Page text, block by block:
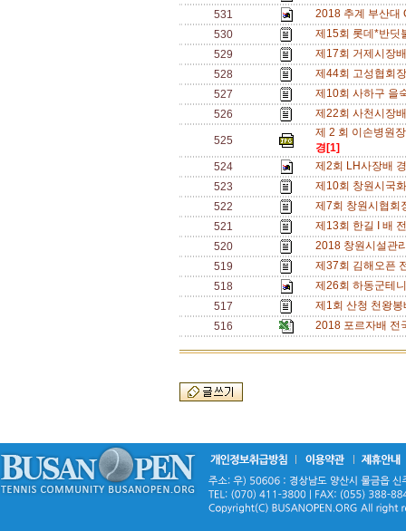
531
2018 추계 부산대
530
제15회 롯데*반딧
529
제17회 거제시장
528
제44회 고성협회
527
제10회 사하구 을
526
제22회 사천시장
525
제 2 회 이손병원
경[1]
524
제2회 LH사장배
523
제10회 창원시국
522
제7회 창원시협
521
제13회 한길 I 배
520
2018 창원시설관
519
제37회 김해오픈
518
제26회 하동군테
517
제1회 산청 천왕
516
2018 포르자배 전